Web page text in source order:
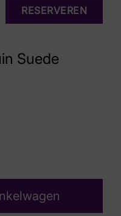
Suede
RESERVEREN